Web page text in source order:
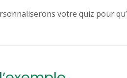
votre quiz pour